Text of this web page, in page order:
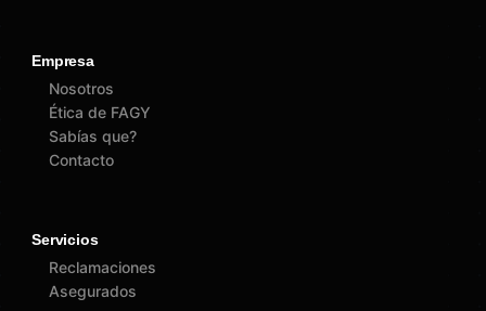
Empresa
Nosotros
Ética de FAGY
Sabías que?
Contacto
Servicios
Reclamaciones
Asegurados